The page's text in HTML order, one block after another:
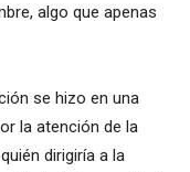
algo que apenas
se hizo en una
la atención de la
dirigiría a la